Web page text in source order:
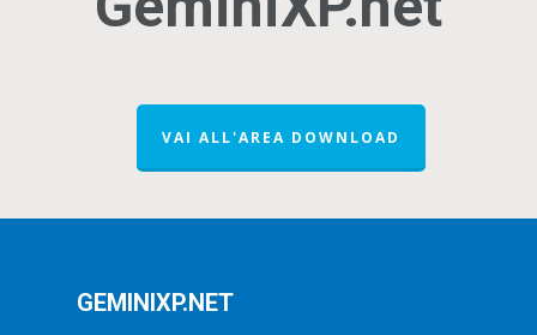
VAI ALL'AREA DOWNLOAD
GEMINIXP.NET